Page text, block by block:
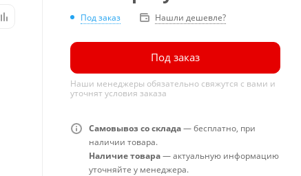
Под заказ Нашли дешевле?
Под заказ
Наши менеджеры обязательно свяжутся с вами и
уточнят условия заказа
Самовывоз со склада— бесплатно, при
наличии товара.
Наличие товара— актуальную информацию
уточняйте у менеджера.